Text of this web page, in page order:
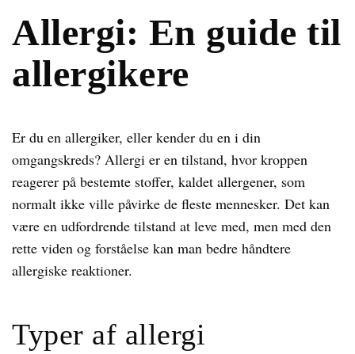
Allergi: En guide til
allergikere
Er du en allergiker, eller kender du en i din
omgangskreds? Allergi er en tilstand, hvor kroppen
reagerer på bestemte stoffer, kaldet allergener, som
normalt ikke ville påvirke de fleste mennesker. Det kan
være en udfordrende tilstand at leve med, men med den
rette viden og forståelse kan man bedre håndtere
allergiske reaktioner.
Typer af allergi